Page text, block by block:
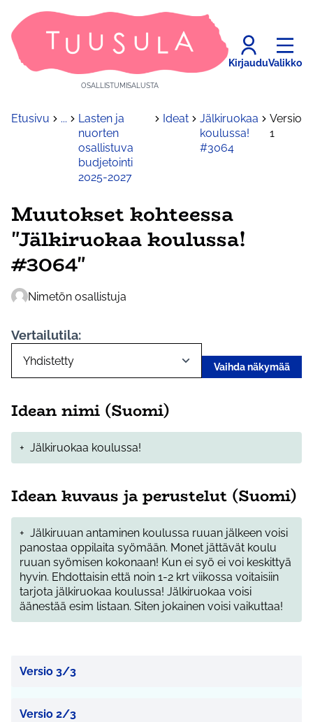
OSALLISTUMISALUSTA
KirjauduValikko
Etusivu ...
Lasten ja
nuorten
osallistuva
budjetointi
2025-2027
Ideat
Jälkiruokaa
koulussa!
#3064
Versio
1
Muutokset kohteessa
"Jälkiruokaa koulussa!
#3064"
Nimetön osallistuja
Vertailutila:
Vaihda näkymää
Idean nimi (Suomi)
+ Jälkiruokaa koulussa!
Idean kuvaus ja perustelut (Suomi)
+ Jälkiruuan antaminen koulussa ruuan jälkeen voisi
panostaa oppilaita syömään. Monet jättävät koulu
ruuan syömisen kokonaan! Kun ei syö ei voi keskittyä
hyvin. Ehdottaisin että noin 1-2 krt viikossa voitaisiin
tarjota jälkiruokaa koulussa! Jälkiruokaa voisi
äänestää esim listaan. Siten jokainen voisi vaikuttaa!
Versio 3/3
Versio 2/3